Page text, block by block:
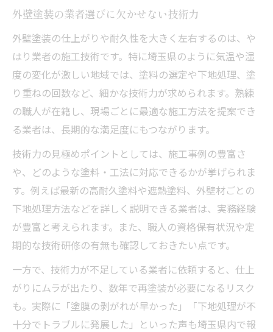
外壁塗装の業者選びに欠かせない技術力
外壁塗装の仕上がりや耐久性を大きく左右するのは、や
はり業者の施工技術です。特に埼玉県のように気温や湿
度の変化が激しい地域では、塗料の選定や下地処理、塗
り重ねの回数など、細かな技術力が求められます。熟練
の職人が在籍し、現場ごとに最適な施工方法を提案でき
る業者は、長期的な満足度にもつながります。
技術力の見極めポイントとしては、施工事例の豊富さ
や、どのような塗料・工法に対応できるかが挙げられま
す。例えば最新の高耐久塗料や遮熱塗料、外壁材ごとの
下地処理方法などを詳しく説明できる業者は、実務経験
が豊富と考えられます。また、職人の資格保有状況や定
期的な技術研修の有無も確認しておきたい点です。
一方で、技術力が不足している業者に依頼すると、仕上
がりにムラが出たり、数年で再塗装が必要になるリスク
も。実際に「塗膜の剥がれが早かった」「下地処理が不
十分でトラブルに発展した」といった声も埼玉県内で報